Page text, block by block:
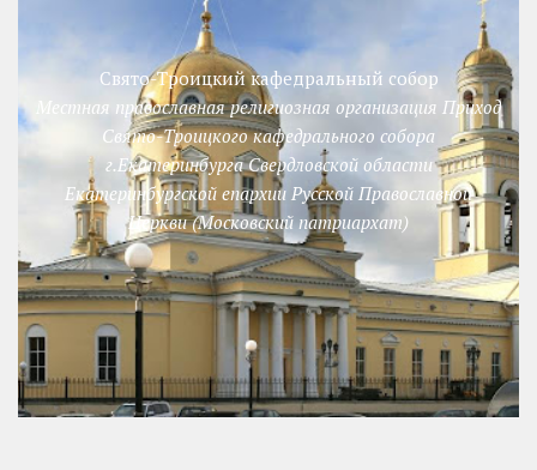
Свято-Троицкий кафедральный собор
Местная православная религиозная организация Приход
Свято-Троицкого кафедрального собора
г.Екатеринбурга Свердловской области
Екатеринбургской епархии Русской Православной
Церкви (Московский патриархат)